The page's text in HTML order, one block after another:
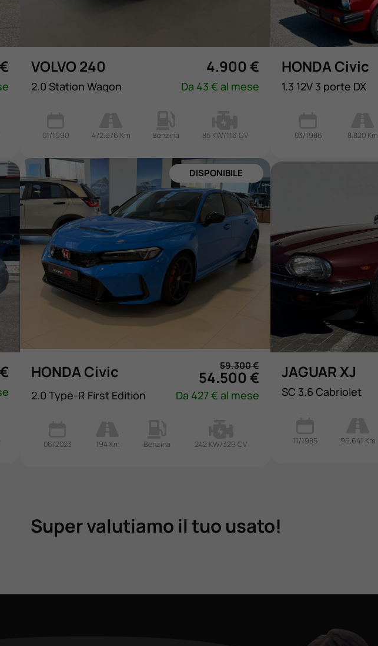
VOLVO 240 4.900 €
2.0 Station Wagon Da 43 € al mese
01/1990 472.976 Km Benzina 85 KW/116 CV
HONDA Civic
1.3 12V 3 porte DX
03/1986 8.820 Km
DISPONIBILE
HONDA Civic 59.300 €
54.500 €
2.0 Type-R First Edition Da 427 € al mese
06/2023 194 Km Benzina 242 KW/329 CV
JAGUAR XJ
SC 3.6 Cabriolet
11/1985 96.641 Km
Super valutiamo il tuo usato!